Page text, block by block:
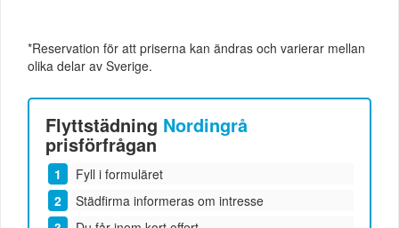
*Reservation för att priserna kan ändras och varierar mellan
olika delar av Sverige.
Flyttstädning Nordingrå
prisförfrågan
Fyll i formuläret
Städfirma informeras om intresse